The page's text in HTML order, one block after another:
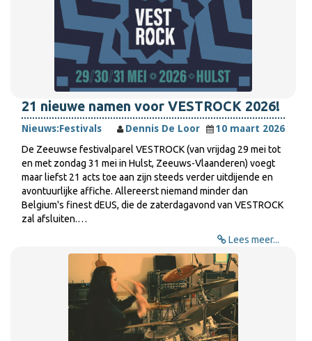
21 nieuwe namen voor VESTROCK 2026!
Nieuws:Festivals Dennis De Loor
10 maart 2026
De Zeeuwse festivalparel VESTROCK (van vrijdag 29 mei tot
en met zondag 31 mei in Hulst, Zeeuws-Vlaanderen) voegt
maar liefst 21 acts toe aan zijn steeds verder uitdijende en
avontuurlijke affiche. Allereerst niemand minder dan
Belgium's finest dEUS, die de zaterdagavond van VESTROCK
zal afsluiten.…
Lees meer...